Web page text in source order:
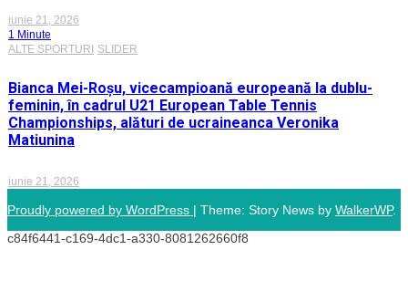
iunie 21, 2026
1 Minute
ALTE SPORTURI SLIDER
Bianca Mei-Roșu, vicecampioană europeană la dublu-
feminin, în cadrul U21 European Table Tennis
Championships, alături de ucraineanca Veronika
Matiunina
iunie 21, 2026
Proudly powered by WordPress | Theme: Story News by WalkerWP.
c84f6441-c169-4dc1-a330-8081262660f8